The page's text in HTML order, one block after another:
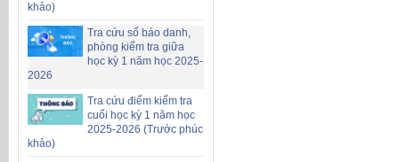
khảo)
Tra cứu số báo danh,
phòng kiểm tra giữa
học kỳ 1 năm học 2025-
2026
Tra cứu điểm kiểm tra
cuối học kỳ 1 năm học
2025-2026 (Trước phúc
khảo)